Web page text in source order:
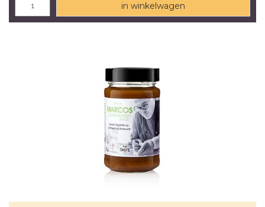
in winkelwagen